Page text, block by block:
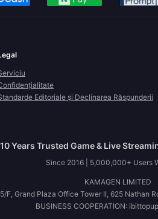
Editoriale și Declinarea Răspunderii
10 Years Trusted Game & Live
Since 2016 | 5,000,000+ Users
KAMAGEN LIMITED
F, Grand Plaza Office Tower II, 625 Nathan
BUSINESS COOPERATION: